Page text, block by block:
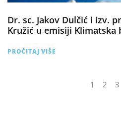
Dr. sc. Jakov Dulčić i izv.
Kružić u emisiji Klimatska
PROČITAJ VIŠE
1 2 3